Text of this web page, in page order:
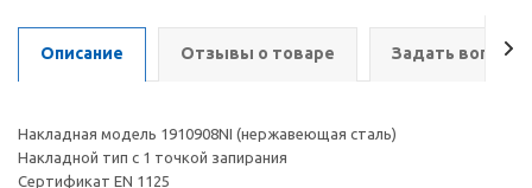
Описание Отзывы о товаре Задать вопрос
Накладная модель 1910908NI (нержавеющая сталь)
Накладной тип с 1 точкой запирания
Сертификат EN 1125